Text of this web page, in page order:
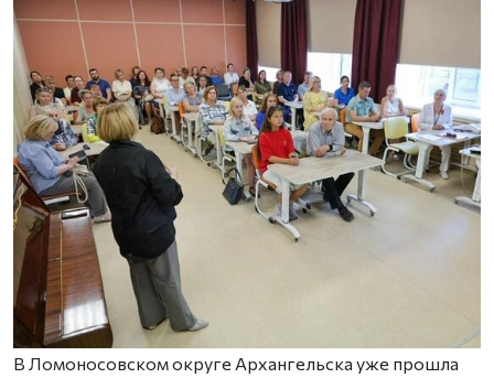
В Ломоносовском округе Архангельска уже прошла